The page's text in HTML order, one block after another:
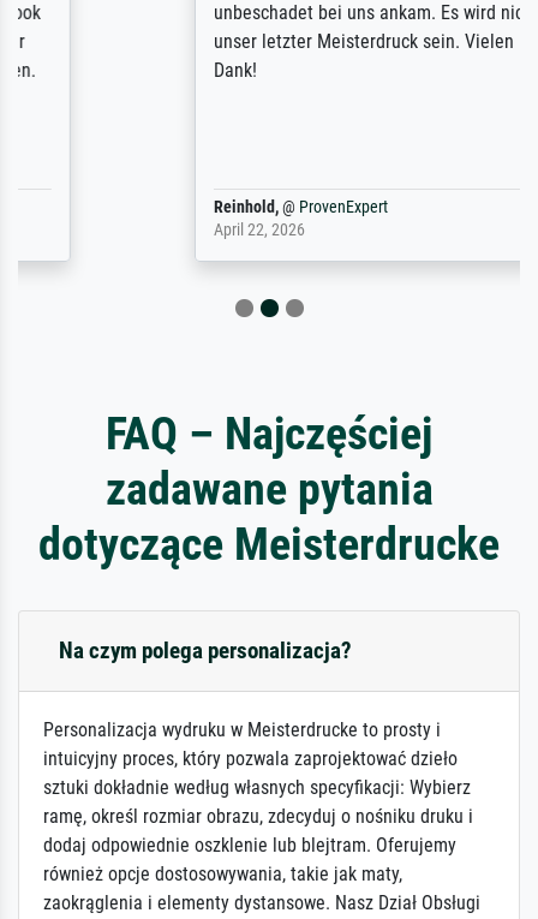
unbeschadet bei uns ankam. Es wird nicht
unser letzter Meisterdruck sein. Vielen
ProvenExpert
FAQ – Najczęściej
zadawane pytania
dotyczące Meisterdrucke
Na czym polega personalizacja?
Personalizacja wydruku w Meisterdrucke to prosty i
intuicyjny proces, który pozwala zaprojektować dzieło
sztuki dokładnie według własnych specyfikacji: Wybierz
ramę, określ rozmiar obrazu, zdecyduj o nośniku druku i
dodaj odpowiednie oszklenie lub blejtram. Oferujemy
również opcje dostosowywania, takie jak maty,
zaokrąglenia i elementy dystansowe. Nasz Dział Obsługi